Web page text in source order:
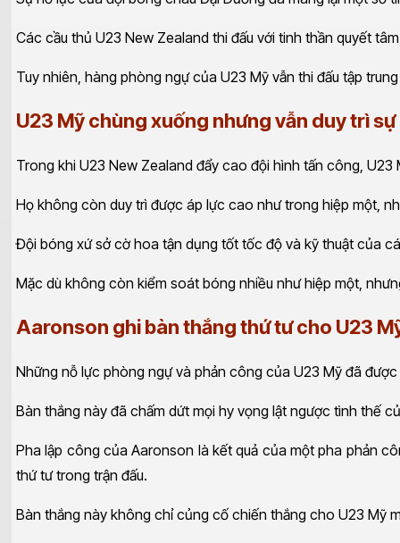
Các cầu thủ U23 New Zealand thi đấu với tinh thần quyết
Tuy nhiên, hàng phòng ngự của U23 Mỹ vẫn thi đấu tập
U23 Mỹ chùng xuống nhưng vẫn duy trì
Trong khi U23 New Zealand đẩy cao đội hình tấn công,
Họ không còn duy trì được áp lực cao như trong hiệp một,
Đội bóng xứ sở cờ hoa tận dụng tốt tốc độ và kỹ thuật của
Mặc dù không còn kiểm soát bóng nhiều như hiệp một,
Aaronson ghi bàn thắng thứ tư cho U23
Những nỗ lực phòng ngự và phản công của U23 Mỹ đã
Bàn thắng này đã chấm dứt mọi hy vọng lật ngược tình thế
Pha lập công của Aaronson là kết quả của một pha phản
thứ tư trong trận đấu.
Bàn thắng này không chỉ củng cố chiến thắng cho U23 Mỹ